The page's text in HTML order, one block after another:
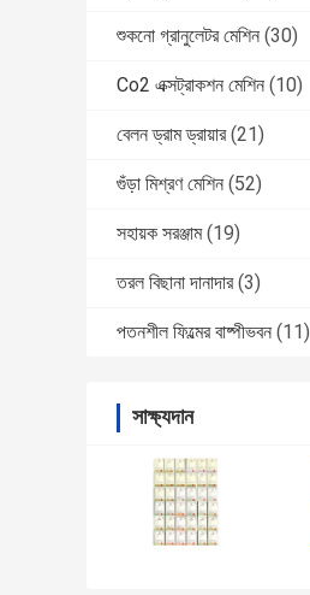
শুকনো গ্রানুলেটর মেশিন (30)
Co2 এক্সট্রাকশন মেশিন (10)
বেলন ড্রাম ড্রায়ার (21)
গুঁড়া মিশ্রণ মেশিন (52)
সহায়ক সরঞ্জাম (19)
তরল বিছানা দানাদার (3)
পতনশীল ফিল্মের বাষ্পীভবন (11)
সাক্ষ্যদান